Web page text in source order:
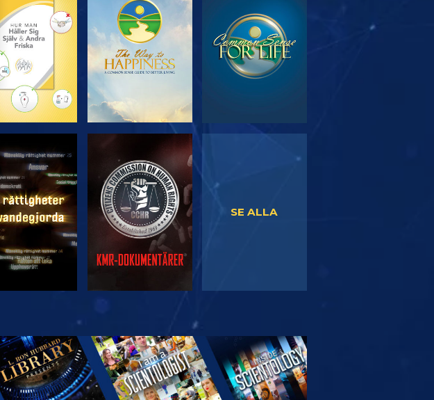
UTFORSKA
SERIEN
UTFORSKA
SERIEN
TITTA TITTA
TITTA
UTFORSKA
SERIEN
SE ALLA